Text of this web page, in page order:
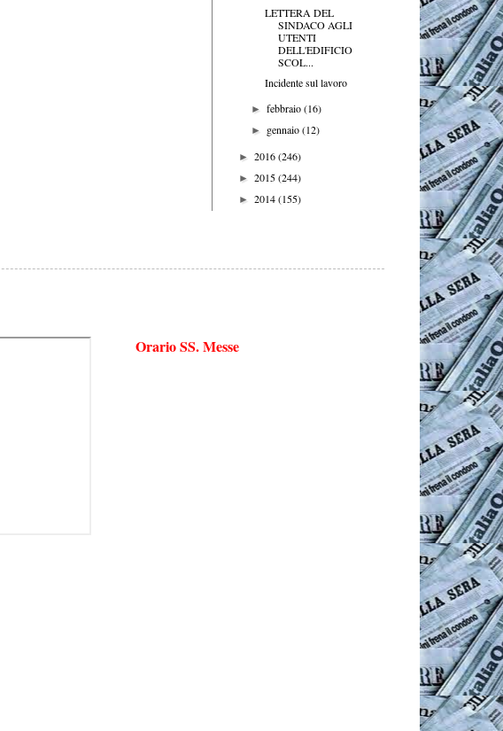
LETTERA DEL
SINDACO AGLI
UTENTI
DELL'EDIFICIO
SCOL...
Incidente sul lavoro
►febbraio(16)
► gennaio(12)
► 2016(246)
► 2015(244)
► 2014(155)
Orario SS. Messe